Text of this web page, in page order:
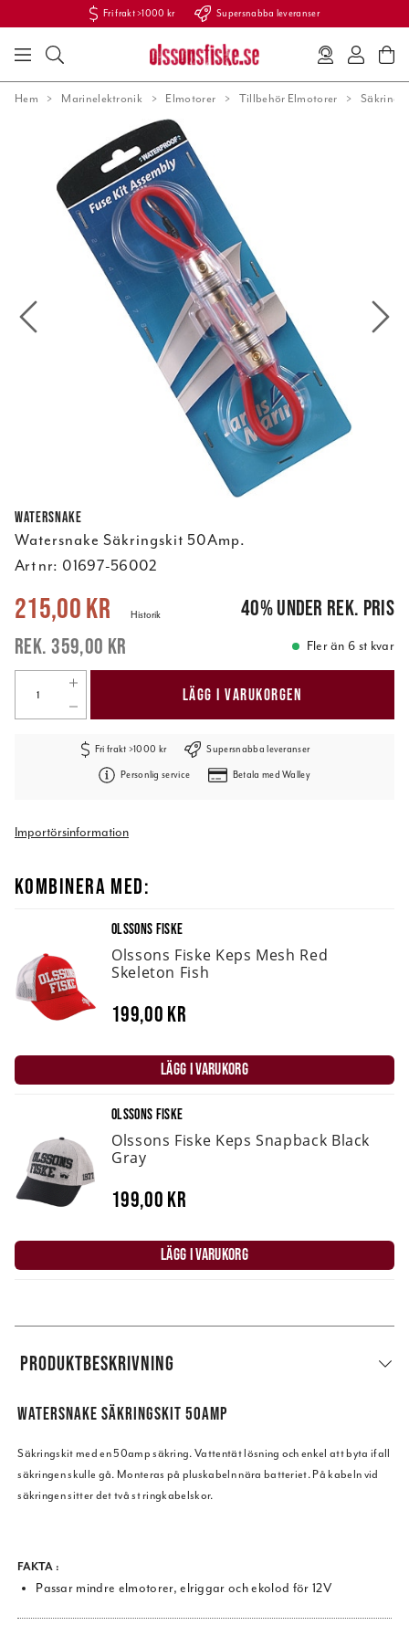
Fri frakt >1000 kr Supersnabba leveranser
Hem Marinelektronik Elmotorer Tillbehör Elmotorer
Watersnake
Watersnake Säkringskit 50Amp.
Art nr: 01697-56002
Nuvarande pris:215,00 kr 359,00 kr
215,00 kr
359,00 kr
Historik 40%under rek. pris
Fler än 6 st kvar
LÄGG I VARUKORGEN
Fri frakt >1000 kr Supersnabba leveranser
Personlig service Betala med Walley
Importörsinformation
KOMBINERA MED:
OLSSONS FISKE
Olssons Fiske Keps Mesh Red
Skeleton Fish
199,00 kr
LÄGG I VARUKORG
OLSSONS FISKE
Olssons Fiske Keps Snapback Black
Gray
199,00 kr
LÄGG I VARUKORG
PRODUKTBESKRIVNING
WATERSNAKE SÄKRINGSKIT 50AMP
Säkringskit med en 50amp säkring. Vattentät lösning och enkel att byta ifall
säkringen skulle gå. Monteras på pluskabeln nära batteriet. På kabeln vid
säkringen sitter det två st ringkabelskor.
FAKTA :
Passar mindre elmotorer, elriggar och ekolod för 12V